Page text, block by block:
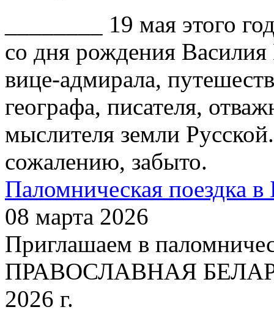
________ 19 мая этого
со дня рождения
вице-адмирала,
географа, писателя,
мыслителя земли
сожалению, забыто.
Паломническая поездка в
08 марта 2026
Приглашаем в
ПРАВОСЛАВНАЯ
2026 г.